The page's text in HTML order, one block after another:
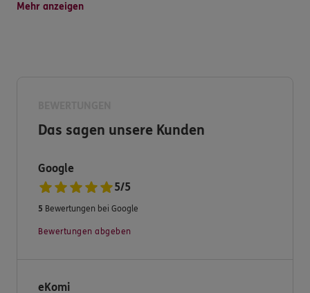
schnelle Schadenregulierung und vielseitigen Service.
Gestalten Sie Ihre Welt, wir managen die Risiken.
Termin mit mir.
Marktplatz 4
Mehr anzeigen
Das sagen unsere Kunden
Google
5/5
5 Bewertungen bei Google
Bewertungen abgeben
eKomi